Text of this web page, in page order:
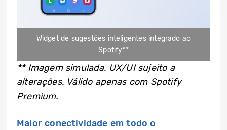
Widget de sugestões inteligentes integrado ao
Spotify**
** Imagem simulada. UX/UI sujeito a
alterações. Válido apenas com Spotify
Premium.
Maior conectividade em todo o